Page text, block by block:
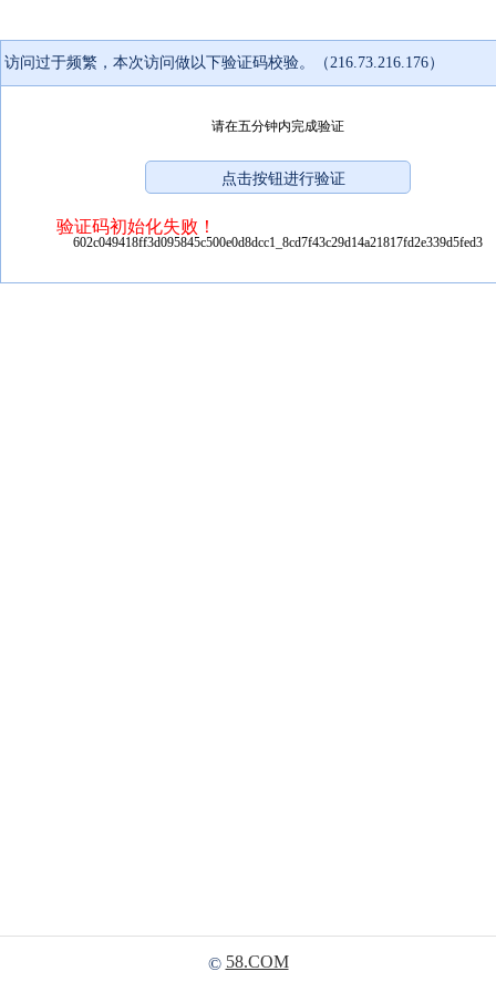
访问过于频繁，本次访问做以下验证码校验。（216.73.216.176）
请在五分钟内完成验证
验证码初始化失败！
602c049418ff3d095845c500e0d8dcc1_8cd7f43c29d14a21817fd2e339d5fed3
© 58.COM